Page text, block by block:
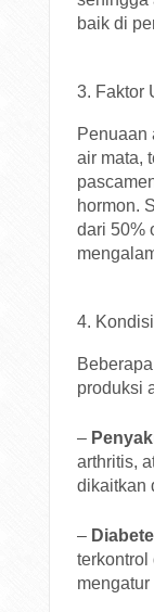
baik di
3. Faktor
Penuaan
air mata,
hormon.
dari 50%
4.
produksi
–
arthritis,
dikaitkan
–
terkontrol